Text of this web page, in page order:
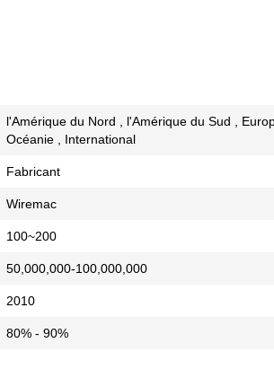
l'Amérique du Nord , l'Amérique du Sud ,
Océanie , International
Fabricant
Wiremac
100~200
50,000,000-100,000,000
2010
80% - 90%